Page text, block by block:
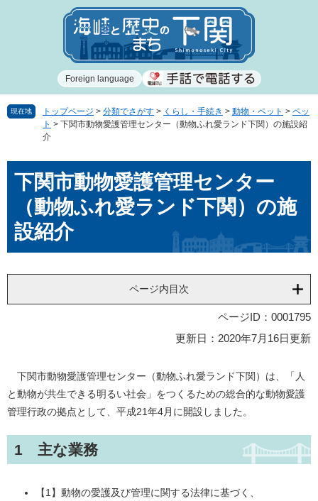
で
ば
Foreign language
現在地 トップページ > 分類でさがす > くらし・手続き > 動物・ペット > ペッ
ト > 下関市動物愛護管理センター（動物ふれ愛ランド下関）の施設紹
介
下関市動物愛護管理センター
（動物ふれ愛ランド下関）の施
設紹介
ページ内目次
ページID：0001795
更新日：2020年7月16日更新
下関市動物愛護管理センター（動物ふれ愛ランド下関）は、「人
と動物が共生できる明るい社会」をつくるための総合的な動物愛護
管理行政の拠点として、平成21年4月に開設しました。
1 主な業務
【1】動物の愛護及び管理に関する法律に基づく、